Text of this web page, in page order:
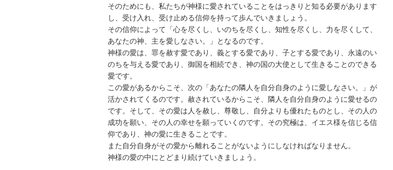
そのためにも、私たちが神様に愛されていることをはっきりと知る必要があります
し、受け入れ、受け止める信仰を持って歩んでいきましょう。
その信仰によって「心を尽くし、いのちを尽くし、知性を尽くし、力を尽くして、
あなたの神、主を愛しなさい。」となるのです。
神様の愛は、罪を赦す愛であり、義とする愛であり、子とする愛であり、永遠のい
のちを与える愛であり、御国を相続でき、神の国の大使として生きることのできる
愛です。
この愛があるからこそ、次の「あなたの隣人を自分自身のように愛しなさい。」が
活かされてくるのです。赦されているからこそ、隣人を自分自身のように愛せるの
です。そして、その愛は人を赦し、尊敬し、自分よりも優れたものとし、その人の
成功を願い、その人の幸せを願っていくのです。その究極は、イエス様を信じる信
仰であり、神の愛に生きることです。
また自分自身がその愛から離れることがないようにしなければなりません。
神様の愛の中にとどまり続けていきましょう。